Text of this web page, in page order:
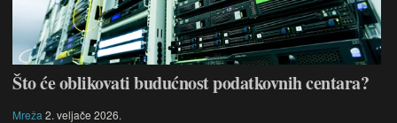
Što će oblikovati budućnost podatkovnih centara?
Mreža 2. veljače 2026.